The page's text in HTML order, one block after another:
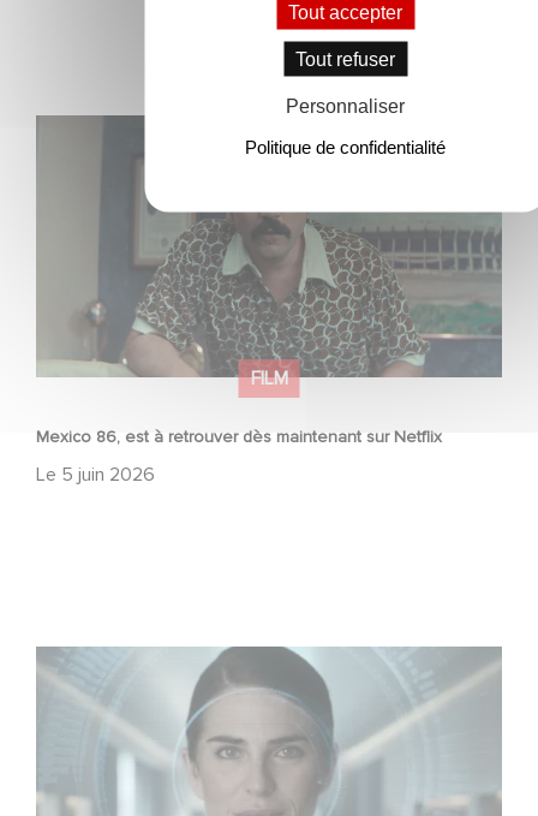
FILM
Mexico 86, est à retrouver dès maintenant sur Netflix
Le 5 juin 2026
La nouvelle production Gaumont USA : « Futuro Desierto
Tout accepter
Tout refuser
Personnaliser
Politique de confidentialité